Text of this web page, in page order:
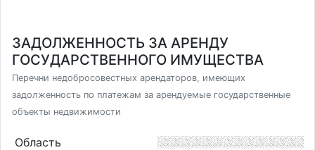
ЗАДОЛЖЕННОСТЬ ЗА АРЕНДУ
ГОСУДАРСТВЕННОГО ИМУЩЕСТВА
Перечни недобросовестных арендаторов, имеющих
задолженность по платежам за арендуемые государственные
объекты недвижимости
Область